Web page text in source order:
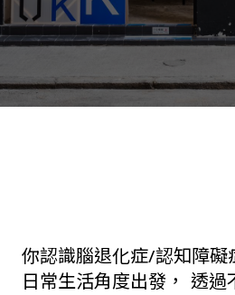
你認識腦退化症/認知障礙
日常生活角度出發， 透過